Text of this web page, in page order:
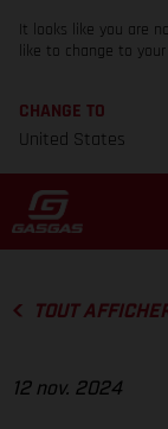
It looks like you are
like to change to
CHANGE TO
United States
TOUT
12 nov. 2024